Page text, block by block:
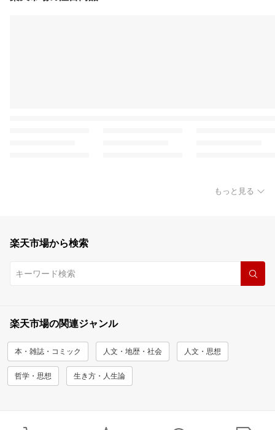
もっと見る
楽天市場から検索
楽天市場の関連ジャンル
本・雑誌・コミック 人文・地歴・社会 人文・思想
哲学・思想 生き方・人生論